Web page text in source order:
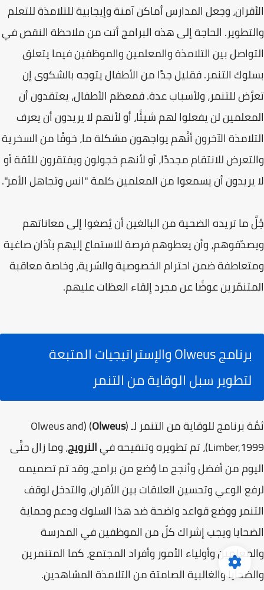
الأقران، وجعل المدارس أماكن آمنة وإيجابية للتلامذة للتعلم
والتطوير. الحاجة إلى هذه البرامج أتت من ملاحظة النقص في
التواصل بين التلامذة والمعلمين والموظفين فيما يتعلق
بسلوك التنمر. فقليل جدًا من الأطفال يتوجه بالشكوى إن
تعرَّض للتنمر، ولأسباب عدة. فمعظم الأطفال، يعتقدون أن
المعلمين لن يفعلوا لهم شيئًا، أو لأنهم لا يريدون أن يعرف
التلامذة الآخرون أنَّهم يواجهون مشكلة ما، خوفًا من السخرية
والتعرض للانتقام مجددًا، أو لأنهم خجولون ويفتقرون للثقة أو
لا يريدون أن يسمعوا من المعلمين كلمة "انس وتجاهل الأمر".
جُلَّ ما تريده الضحية من البالغين أن يُصغوا إلى معاناتهم
ويصدّقوهم، وأن يعطوهم فرصة للاستماع إليهم بآذان صاغية
ومتعاطفة ضمن احترام الخصوصية والسّرية، وخاصة معاقبة
المتنمّرين عوضًا عن مجرد إلقاء العظات عليهم.
برنامج Olweus والإستراتيجيات المتبعة
لتطوير سبل الوقاية من التنمر
ثمَّة برنامج للوقاية من التنمر لـ (Olweus
) (Olweus and
Limber,1999)، تم تطويره وتنقيحه في
النرويج، وما زال حتَّى
اليوم من أفضل وأنجح ما وُضع من برامج، وقد تم تصميمه
لرفع الوعي وتحسين العلاقات بين الأقران، والتدخل لوقف
التنمر ووضع قواعد واضحة ضد هذا السلوك ودعم وحماية
الضحايا ويجب إشراك كلّ من الموظفين في المدرسة
والمعلمين وأولياء الأمور وأفراد المجتمع، كما المتنمرين
والضحايا والغالبية الصامتة من التلامذة المشاهدين.